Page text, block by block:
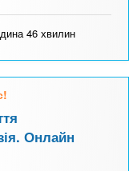
46 хвилин
Онлайн